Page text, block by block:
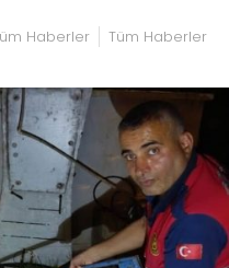
Haberler Tüm Haberler